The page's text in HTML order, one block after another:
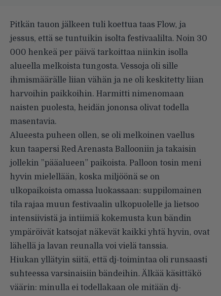
Pitkän tauon jälkeen tuli koettua taas Flow, ja
jessus, että se tuntuikin isolta festivaalilta. Noin 30
000 henkeä per päivä tarkoittaa niinkin isolla
alueella melkoista tungosta. Vessoja oli sille
ihmismäärälle liian vähän ja ne oli keskitetty liian
harvoihin paikkoihin. Harmitti nimenomaan
naisten puolesta, heidän jononsa olivat todella
masentavia.
Alueesta puheen ollen, se oli melkoinen vaellus
kun taapersi Red Arenasta Ballooniin ja takaisin
jollekin ”pääalueen” paikoista. Palloon tosin meni
hyvin mielellään, koska miljöönä se on
ulkopaikoista omassa luokassaan: suppilomainen
tila rajaa muun festivaalin ulkopuolelle ja lietsoo
intensiivistä ja intiimiä kokemusta kun bändin
ympäröivät katsojat näkevät kaikki yhtä hyvin, ovat
lähellä ja lavan reunalla voi vielä tanssia.
Hiukan yllätyin siitä, että dj-toimintaa oli runsaasti
suhteessa varsinaisiin bändeihin. Älkää käsittäkö
väärin: minulla ei todellakaan ole mitään dj-